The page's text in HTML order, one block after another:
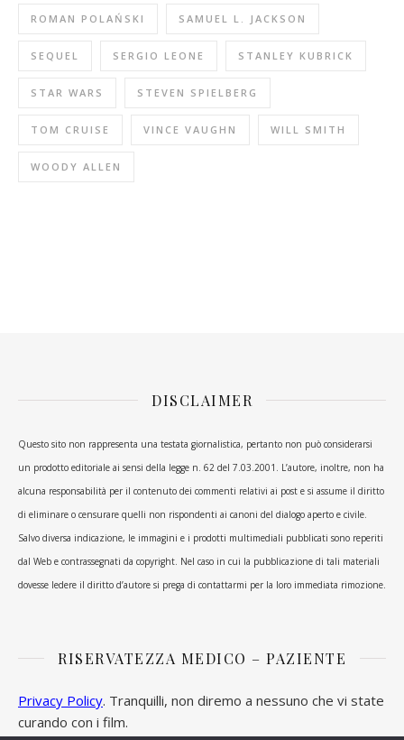
ROMAN POLAŃSKI SAMUEL L. JACKSON
SEQUEL SERGIO LEONE STANLEY KUBRICK
STAR WARS STEVEN SPIELBERG
TOM CRUISE VINCE VAUGHN WILL SMITH
WOODY ALLEN
DISCLAIMER
Questo sito non rappresenta una testata giornalistica, pertanto non può considerarsi
un prodotto editoriale ai sensi della legge n. 62 del 7.03.2001. L’autore, inoltre, non ha
alcuna responsabilità per il contenuto dei commenti relativi ai post e si assume il diritto
di eliminare o censurare quelli non rispondenti ai canoni del dialogo aperto e civile.
Salvo diversa indicazione, le immagini e i prodotti multimediali pubblicati sono reperiti
dal Web e contrassegnati da copyright. Nel caso in cui la pubblicazione di tali materiali
dovesse ledere il diritto d’autore si prega di contattarmi per la loro immediata rimozione.
RISERVATEZZA MEDICO – PAZIENTE
Privacy Policy. Tranquilli, non diremo a nessuno che vi state
curando con i film.